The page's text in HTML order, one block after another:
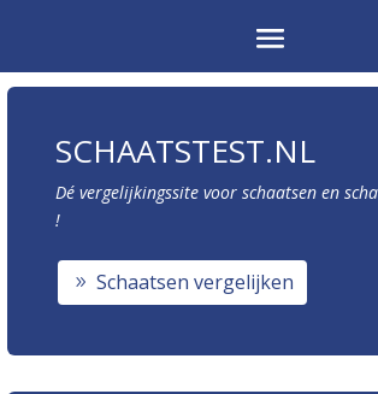
SCHAATSTEST.NL
Dé vergelijkingssite voor schaatsen en
!
Schaatsen vergelijken